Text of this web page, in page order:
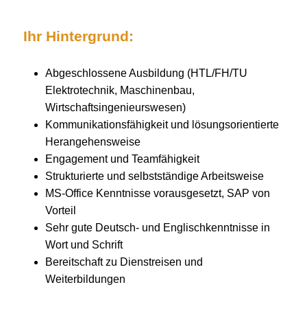
Ihr Hintergrund:
Abgeschlossene Ausbildung (HTL/FH/TU
Elektrotechnik, Maschinenbau,
Wirtschaftsingenieurswesen)
Kommunikationsfähigkeit und lösungsorientierte
Herangehensweise
Engagement und Teamfähigkeit
Strukturierte und selbstständige Arbeitsweise
MS-Office Kenntnisse vorausgesetzt, SAP von
Vorteil
Sehr gute Deutsch- und Englischkenntnisse in
Wort und Schrift
Bereitschaft zu Dienstreisen und
Weiterbildungen